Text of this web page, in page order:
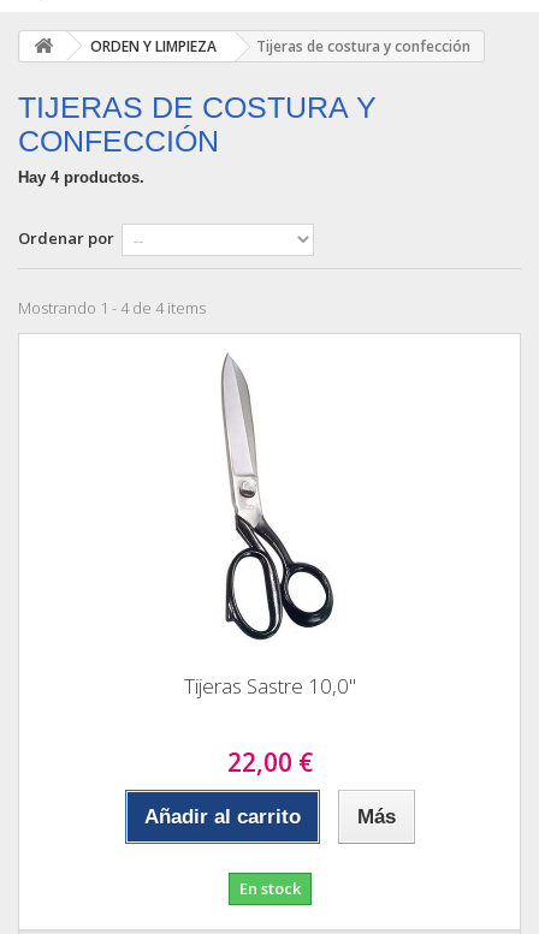
ORDEN Y LIMPIEZA Tijeras de costura y confección
TIJERAS DE COSTURA Y
CONFECCIÓN
Hay 4 productos.
Ordenar por
Mostrando 1 - 4 de 4 items
Tijeras Sastre 10,0"
22,00 €
Añadir al carrito Más
En stock